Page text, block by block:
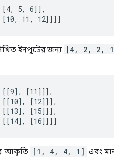
5, 6]],
11, 12]]]]
ইনপুটের জন্য [4, 2, 2,
[11]]],
[12]]],
[15]]],
[16]]]]
আকৃতি [1, 4, 4, 1] এবং